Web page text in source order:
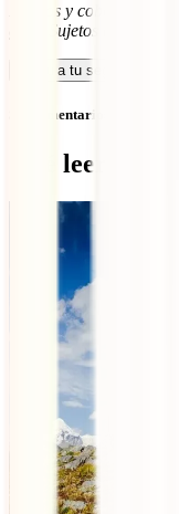
Precios y coberturas
guía. Sujetos a posibles
Calcula tu seguro
Sin comentarios
Qué leer a